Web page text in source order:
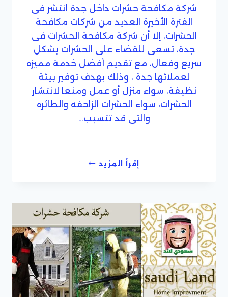
شركة مكافحة حشرات داخل جدة انتشر فى
الفترة الأخيرة العديد من شركات مكافحة
الحشرات، إلا أن شركة مكافحة الحشرات فى
جدة، تسعى للقضاء على الحشرات بشكل
سريع وفعال، مع تقديم أفضل خدمة مميزه
لعملائها جدة ، وذلك بهدف توفير بيئة
نظيفة، سواء منزل أو عمل ومنعا لانتشار
الحشرات، سواء الحشرات الزاحفه والطائره
والتى قد تتسبب…
إقرأ المزيدشركة
جدة